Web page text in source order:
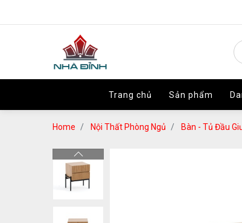
Trang chủ Sản phẩm
Trang chủ Sản phẩm
Home Nội Thất Phòng Ngủ Bàn - Tủ Đầu